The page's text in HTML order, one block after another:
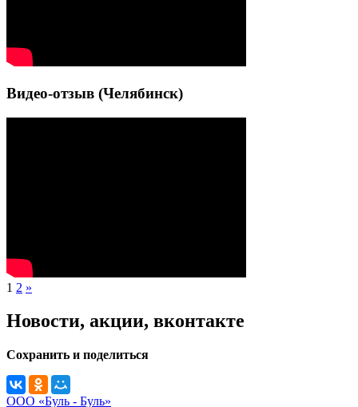
Видео-отзыв (Челябинск)
1 2 »
Новости, акции, вконтакте
Сохранить и поделиться
ООО «Буль - Буль»